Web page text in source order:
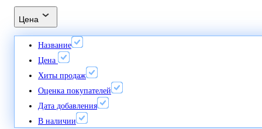
Цена
Название
Цена
Хиты продаж
Оценка покупателей
Дата добавления
В наличии